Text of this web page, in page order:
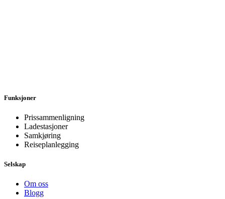
Funksjoner
Prissammenligning
Ladestasjoner
Samkjøring
Reiseplanlegging
Selskap
Om oss
Blogg